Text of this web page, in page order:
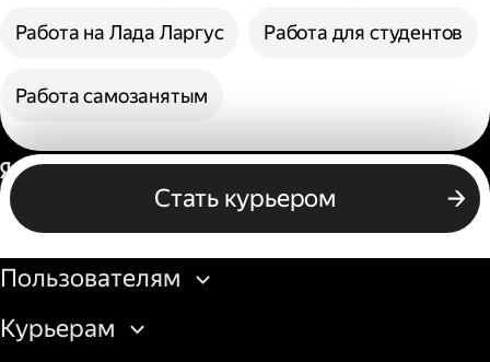
Работа на Лада Ларгус Работа для студентов
Работа самозанятым
Стать курьером
Россия
Бизнесу
Пользователям
Курьерам